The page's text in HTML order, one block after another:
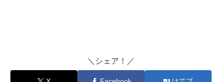
＼シェア！／